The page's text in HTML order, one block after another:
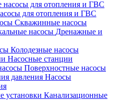
для отопления и ГВС
Скважинные насосы
Дренажные и
Колодезные насосы
Насосные станции
Поверхностные насосы
Насосы
Канализационные